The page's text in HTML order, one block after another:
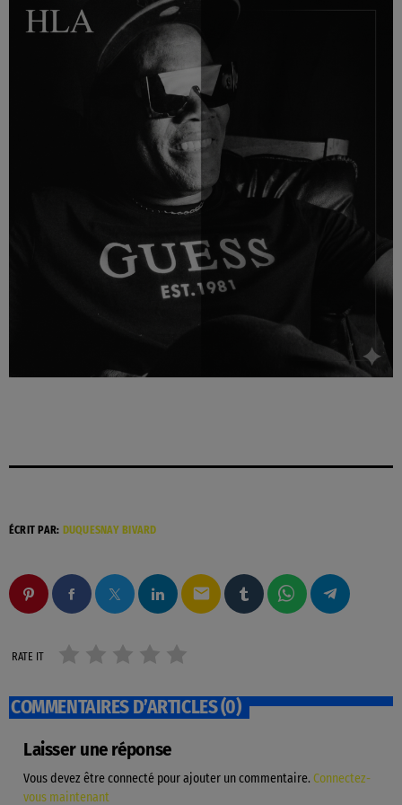
ÉCRIT PAR: DUQUESNAY BIVARD
email
RATE IT
COMMENTAIRES D’ARTICLES (0)
Laisser une réponse
Vous devez être connecté pour ajouter un commentaire. Connectez-
vous maintenant